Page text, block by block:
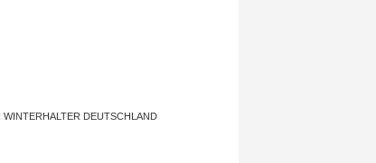
WINTERHALTER DEUTSCHLAND